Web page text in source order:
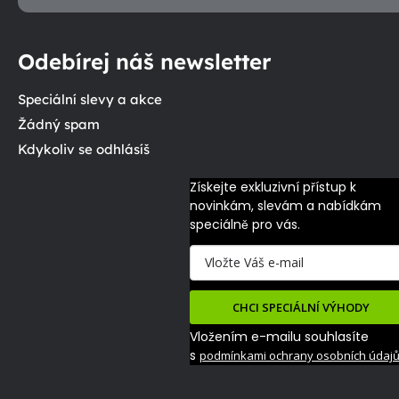
Odebírej náš newsletter
Speciální slevy a akce
Žádný spam
Kdykoliv se odhlásíš
Získejte exkluzivní přístup k
novinkám, slevám a nabídkám
speciálně pro vás.
CHCI SPECIÁLNÍ VÝHODY
Vložením e-mailu souhlasíte
s podmínkami ochrany osobních údajů